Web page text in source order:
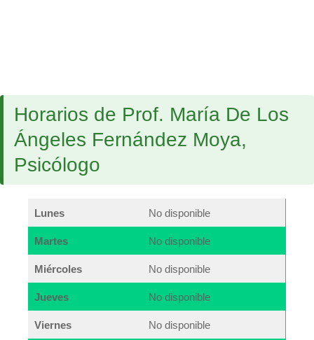
Horarios de Prof. María De Los
Ángeles Fernández Moya,
Psicólogo
Lunes No disponible
Martes No disponible
Miércoles No disponible
Jueves No disponible
Viernes No disponible